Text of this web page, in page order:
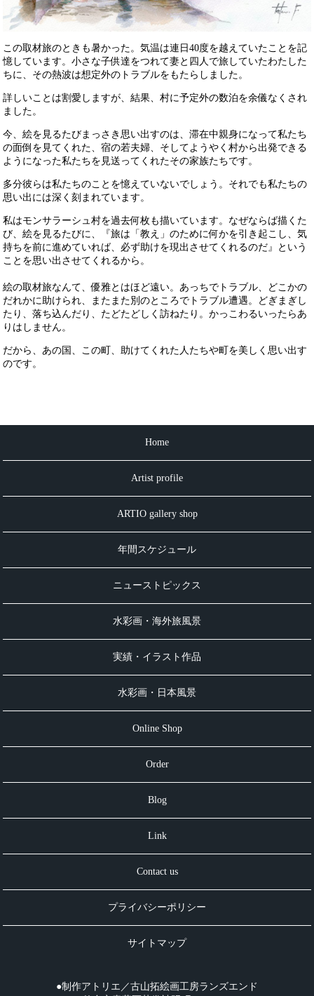
この取材旅のときも暑かった。気温は連日40度を越えていたことを記
憶しています。小さな子供達をつれて妻と四人で旅していたわたした
ちに、その熱波は想定外のトラブルをもたらしました。
詳しいことは割愛しますが、結果、村に予定外の数泊を余儀なくされ
ました。
今、絵を見るたびまっさき思い出すのは、滞在中親身になって私たち
の面倒を見てくれた、宿の若夫婦、そしてようやく村から出発できる
ようになった私たちを見送ってくれたその家族たちです。
多分彼らは私たちのことを憶えていないでしょう。それでも私たちの
思い出には深く刻まれています。
私はモンサラーシュ村を過去何枚も描いています。なぜならば描くた
び、絵を見るたびに、『旅は「教え」のために何かを引き起こし、気
持ちを前に進めていれば、必ず助けを現出させてくれるのだ』という
ことを思い出させてくれるから。
絵の取材旅なんて、優雅とはほど遠い。あっちでトラブル、どこかの
だれかに助けられ、またまた別のところでトラブル遭遇。どぎまぎし
たり、落ち込んだり、たどたどしく訪ねたり。かっこわるいったらあ
りはしません。
だから、あの国、この町、助けてくれた人たちや町を美しく思い出す
のです。
Home
Artist profile
ARTIO gallery shop
年間スケジュール
ニューストピックス
水彩画・海外旅風景
実績・イラスト作品
水彩画・日本風景
Online Shop
Order
Blog
Link
Contact us
プライバシーポリシー
サイトマップ
●制作アトリエ／古山拓絵画工房ランズエンド